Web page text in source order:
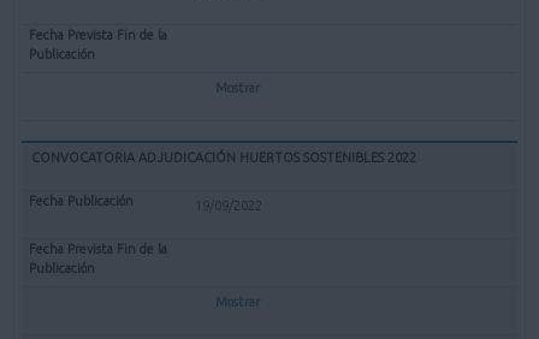
Mostrar
CONVOCATORIA ADJUDICACIÓN HUERTOS SOSTENIBLES 2022
19/09/2022
Mostrar